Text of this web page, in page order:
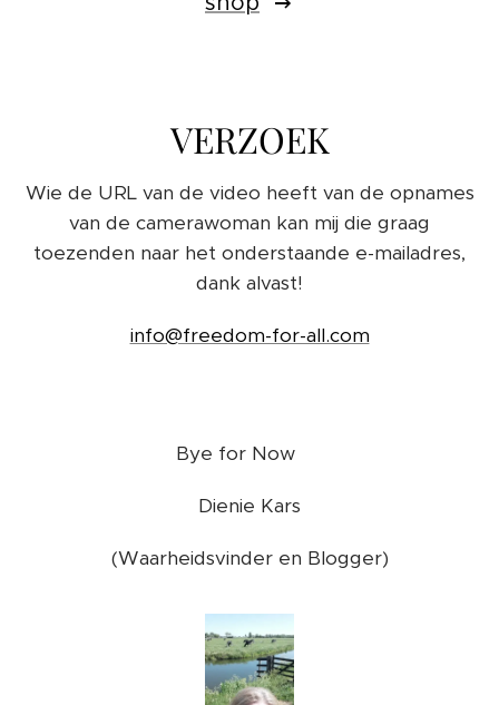
VERZOEK
Wie de URL van de video heeft van de opnames
van de camerawoman kan mij die graag
toezenden naar het onderstaande e-mailadres,
dank alvast!
info@freedom-for-all.com
Bye for Now ❤️
Dienie Kars
(Waarheidsvinder en Blogger)